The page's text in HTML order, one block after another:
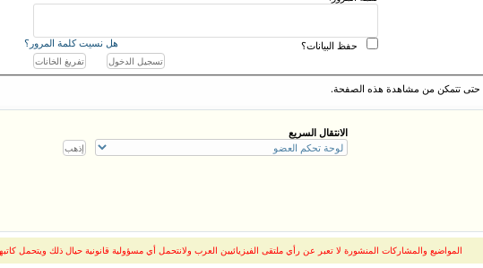
هل نسيت كلمة المرور؟ حفظ البيانات؟
حتى تتمكن من مشاهدة هذه الصفحة.
الانتقال السريع
المواضيع والمشاركات المنشورة لا تعبر عن رأي ملتقى الفيزيائيين العرب ولانتحمل أي مسؤولية قانونية حيال ذلك ويتحمل